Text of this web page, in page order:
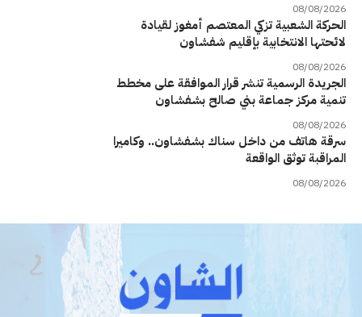
08/08/2026
الحركة الشعبية تزكي المعتصم أمغوز لقيادة
لائحتها الانتخابية بإقليم شفشاون
08/08/2026
الجريدة الرسمية تنشر قرار الموافقة على مخطط
تنمية مركز جماعة بني صالح بشفشاون
08/08/2026
سرقة هاتف من داخل سناك بشفشاون.. وكاميرا
المراقبة توثق الواقعة
08/08/2026